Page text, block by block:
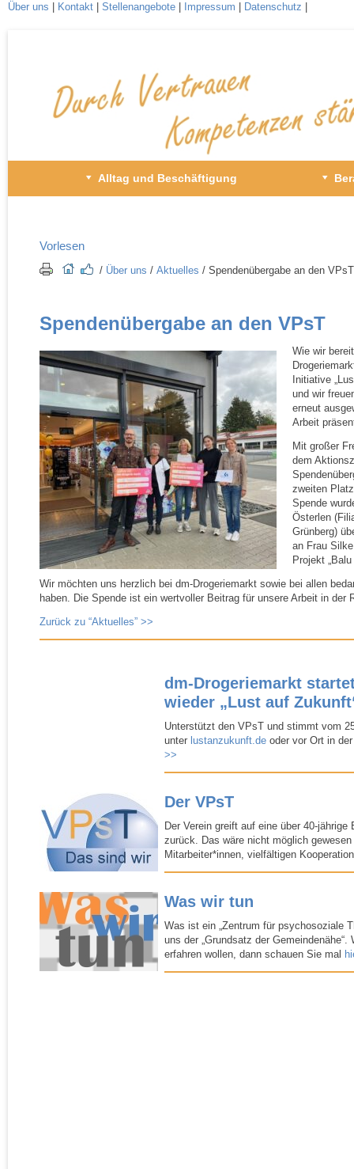
Über uns Kontakt Stellenangebote Impressum Datenschutz
Alltag und Beschäftigung
Vorlesen
/​ Über uns /​ Aktuelles /​ Spendenübergabe an den VPsT
Spendenübergabe an den VPsT
Wie wir
Initiative
und wir
erneut
Arbeit
Mit großer
dem
zweiten
Spende
Österlen
Grünberg)
an Frau
Projekt
Wir möchten uns herzlich bei dm-​Drogeriemarkt sowie bei allen
haben. Die Spende ist ein wertvoller Beitrag für unsere Arbeit in der
Zurück zu “Aktuelles” >>
dm-​Drogeriemarkt
wieder „Lust auf
Unterstützt den VPsT und stimmt vom
unter lustanzukunft.de oder vor Ort in
>>
Der VPsT
Der Verein greift auf eine über 40-​jährige
zurück. Das wäre nicht möglich
Mitarbeiter*innen, vielfältigen
Was wir tun
Was ist ein „Zentrum für psychosoziale
uns der „Grundsatz der Gemeindenähe“.
erfahren wollen, dann schauen Sie mal